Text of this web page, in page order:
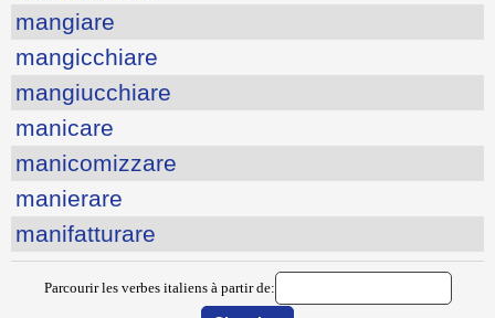
mangiare
mangicchiare
mangiucchiare
manicare
manicomizzare
manierare
manifatturare
Parcourir les verbes italiens à partir de: